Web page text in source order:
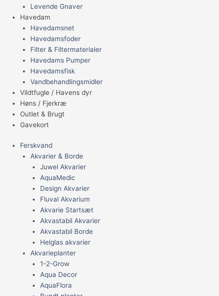
Levende Gnaver
Havedam
Havedamsnet
Havedamsfoder
Filter & Filtermaterialer
Havedams Pumper
Havedamsfisk
Vandbehandlingsmidler
Vildtfugle / Havens dyr
Høns / Fjerkræ
Outlet & Brugt
Gavekort
Ferskvand
Akvarier & Borde
Juwel Akvarier
AquaMedic
Design Akvarier
Fluval Akvarium
Akvarie Startsæt
Akvastabil Akvarier
Akvastabil Borde
Helglas akvarier
Akvarieplanter
1-2-Grow
Aqua Decor
AquaFlora